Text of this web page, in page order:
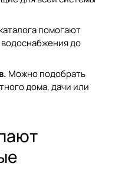
помогают
водоснабжениядо
Можно подобрать
дома, дачи или